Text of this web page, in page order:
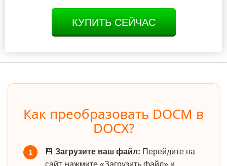
КУПИТЬ СЕЙЧАС
Как преобразовать DOCM в
DOCX?
1 💾 Загрузите ваш файл: Перейдите на